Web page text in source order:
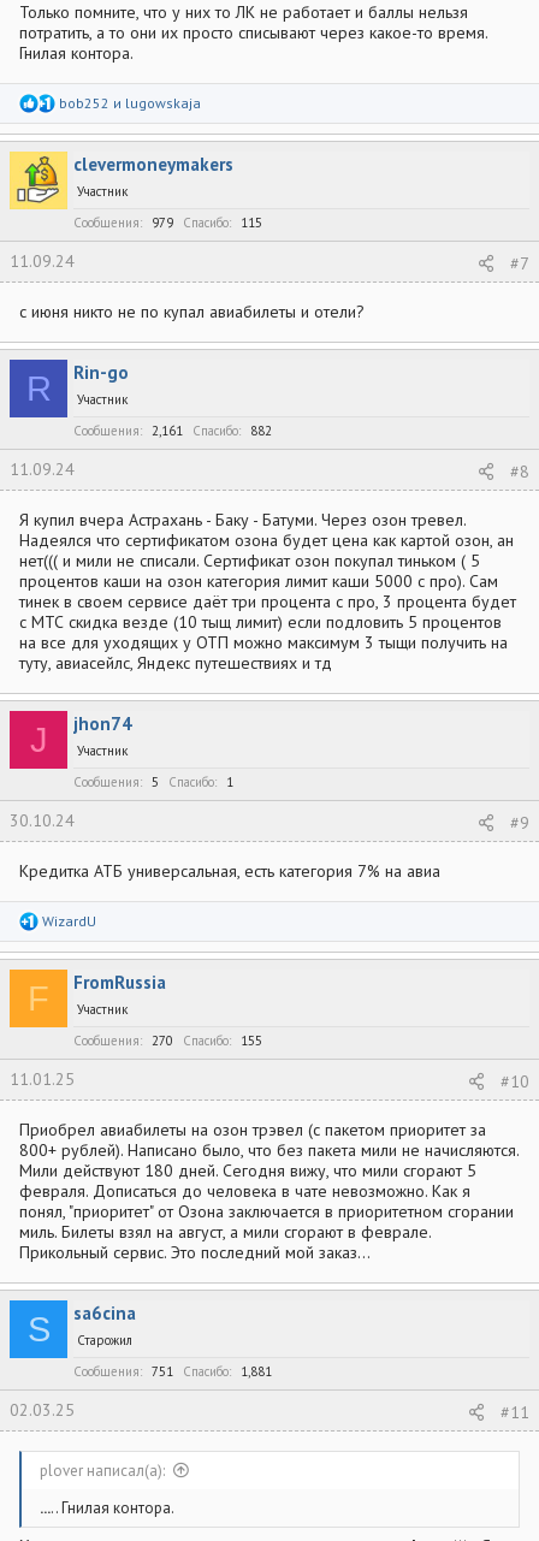
Только помните, что у них то ЛК не работает и баллы нельзя
потратить, а то они их просто списывают через какое-то время.
Гнилая контора.
Р
а
к
и
bob252 и lugowskaja
clevermoneymakers
Участник
Сообщения
979 Спасибо 115
11.09.24 #7
с июня никто не по купал авиабилеты и отели?
R Rin-go
Участник
Сообщения
2,161 Спасибо 882
11.09.24 #8
Я купил вчера Астрахань - Баку - Батуми. Через озон тревел.
Надеялся что сертификатом озона будет цена как картой озон, ан
нет((( и мили не списали. Сертификат озон покупал тиньком ( 5
процентов каши на озон категория лимит каши 5000 с про). Сам
тинек в своем сервисе даёт три процента с про, 3 процента будет
с МТС скидка везде (10 тыщ лимит) если подловить 5 процентов
на все для уходящих у ОТП можно максимум 3 тыщи получить на
туту, авиасейлс, Яндекс путешествиях и тд
J jhon74
Участник
Сообщения
5 Спасибо 1
30.10.24 #9
Кредитка АТБ универсальная, есть категория 7% на авиа
Р
а
к
ц
и
WizardU
F FromRussia
Участник
Сообщения
270 Спасибо 155
11.01.25 #10
Приобрел авиабилеты на озон трэвел (с пакетом приоритет за
800+ рублей). Написано было, что без пакета мили не начисляются.
Мили действуют 180 дней. Сегодня вижу, что мили сгорают 5
февраля. Дописаться до человека в чате невозможно. Как я
понял, "приоритет" от Озона заключается в приоритетном сгорании
миль. Билеты взял на август, а мили сгорают в феврале.
Прикольный сервис. Это последний мой заказ...
S sa6cina
Старожил
Сообщения
751 Спасибо 1,881
02.03.25 #11
plover написал(а):
..... Гнилая контора.